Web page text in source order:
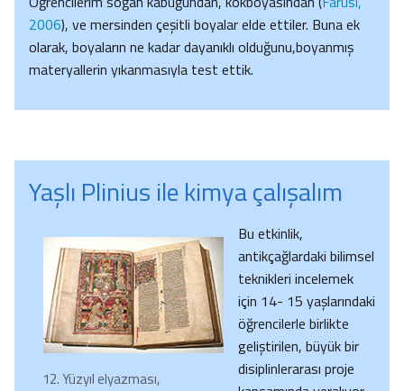
2006), ve mersinden çeşitli boyalar elde ettiler. Buna ek
olarak, boyaların ne kadar dayanıklı olduğunu,boyanmış
materyallerin yıkanmasıyla test ettik.
Yaşlı Plinius ile kimya çalışalım
12. Yüzyıl elyazması,
Bu etkinlik,
antikçağlardaki bilimsel
teknikleri incelemek
için 14- 15 yaşlarındaki
öğrencilerle birlikte
geliştirilen, büyük bir
disiplinlerarası proje